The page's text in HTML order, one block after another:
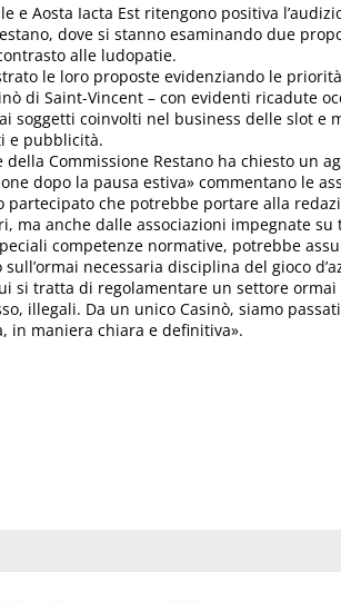
e Aosta Iacta Est ritengono positiva
dove si stanno esaminando due
alle ludopatie.
le loro proposte evidenziando le
di Saint-Vincent – con evidenti ricadute
soggetti coinvolti nel business delle slot e
e pubblicità.
Commissione Restano ha chiesto un
dopo la pausa estiva» commentano le
partecipato che potrebbe portare alla
ma anche dalle associazioni impegnate su
competenze normative, potrebbe
necessaria disciplina del gioco
si tratta di regolamentare un settore
illegali. Da un unico Casinò, siamo
in maniera chiara e definitiva».